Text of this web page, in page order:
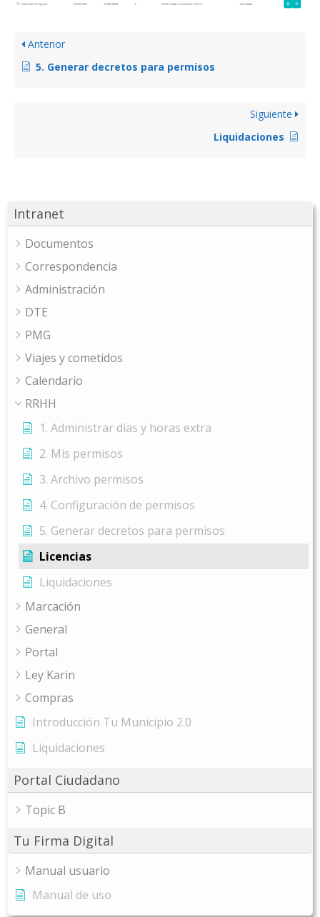
Intranet
Documentos
Correspondencia
Administración
DTE
PMG
Viajes y cometidos
Calendario
RRHH
1. Administrar días y horas extra
2. Mis permisos
3. Archivo permisos
4. Configuración de permisos
5. Generar decretos para permisos
Licencias
Liquidaciones
Marcación
General
Portal
Ley Karin
Compras
Introducción Tu Municipio 2.0
Liquidaciones
Portal Ciudadano
Topic B
Tu Firma Digital
Manual usuario
Manual de uso
Anterior
5. Generar decretos para permisos
Siguiente
Liquidaciones